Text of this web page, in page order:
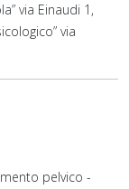
via Einaudi 1,
via
pelvico -